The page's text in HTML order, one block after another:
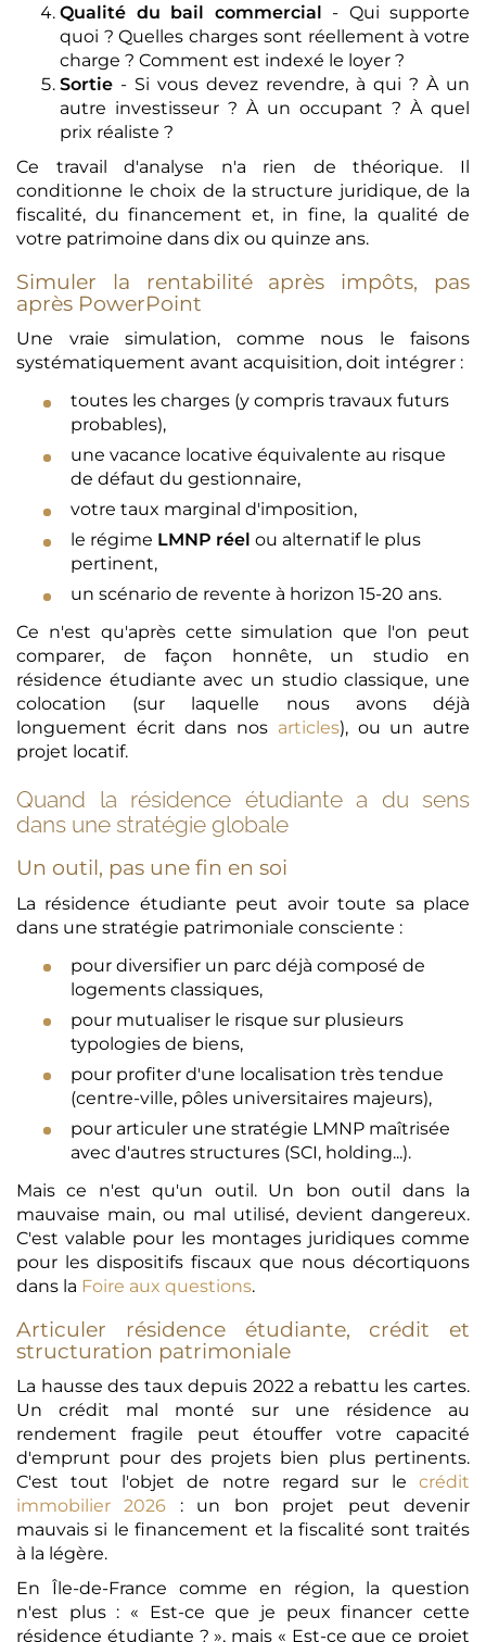
Qualité du bail commercial - Qui supporte
quoi ? Quelles charges sont réellement à votre
charge ? Comment est indexé le loyer ?
Sortie - Si vous devez revendre, à qui ? À un
autre investisseur ? À un occupant ? À quel
prix réaliste ?
Ce travail d'analyse n'a rien de théorique. Il
conditionne le choix de la structure juridique, de la
fiscalité, du financement et, in fine, la qualité de
votre patrimoine dans dix ou quinze ans.
Simuler la rentabilité après impôts, pas
après PowerPoint
Une vraie simulation, comme nous le faisons
systématiquement avant acquisition, doit intégrer :
toutes les charges (y compris travaux futurs
probables),
une vacance locative équivalente au risque
de défaut du gestionnaire,
votre taux marginal d'imposition,
le régime LMNP réel ou alternatif le plus
pertinent,
un scénario de revente à horizon 15-20 ans.
Ce n'est qu'après cette simulation que l'on peut
comparer, de façon honnête, un studio en
résidence étudiante avec un studio classique, une
colocation (sur laquelle nous avons déjà
longuement écrit dans nos articles), ou un autre
projet locatif.
Quand la résidence étudiante a du sens
dans une stratégie globale
Un outil, pas une fin en soi
La résidence étudiante peut avoir toute sa place
dans une stratégie patrimoniale consciente :
pour diversifier un parc déjà composé de
logements classiques,
pour mutualiser le risque sur plusieurs
typologies de biens,
pour profiter d'une localisation très tendue
(centre-ville, pôles universitaires majeurs),
pour articuler une stratégie LMNP maîtrisée
avec d'autres structures (SCI, holding...).
Mais ce n'est qu'un outil. Un bon outil dans la
mauvaise main, ou mal utilisé, devient dangereux.
C'est valable pour les montages juridiques comme
pour les dispositifs fiscaux que nous décortiquons
dans la Foire aux questions.
Articuler résidence étudiante, crédit et
structuration patrimoniale
La hausse des taux depuis 2022 a rebattu les cartes.
Un crédit mal monté sur une résidence au
rendement fragile peut étouffer votre capacité
d'emprunt pour des projets bien plus pertinents.
C'est tout l'objet de notre regard sur le crédit
immobilier 2026 : un bon projet peut devenir
mauvais si le financement et la fiscalité sont traités
à la légère.
En Île-de-France comme en région, la question
n'est plus : « Est-ce que je peux financer cette
résidence étudiante ? », mais « Est-ce que ce projet